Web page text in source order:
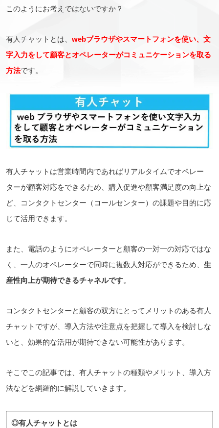
このようにお考えではないですか？
有人チャットとは、 webブラウザやスマートフォンを使い、文
字入力をして顧客とオペレーターがコミュニケーションを取る
方法です。
有人チャットは営業時間内であればリアルタイムでオペレー
ターが顧客対応をできるため、購入促進や顧客満足度の向上な
ど、コンタクトセンター（コールセンター）の課題や目的に応
じて活用できます。
また、電話のようにオペレーターと顧客の一対一の対応ではな
く、一人のオペレーターで同時に複数人対応ができるため、 生
産性向上が期待できるチャネルです。
コンタクトセンターと顧客の双方にとってメリットのある有人
チャットですが、導入方法や注意点を把握して導入を検討しな
いと、効果的な活用が期待できない可能性があります。
そこでこの記事では、有人チャットの種類やメリット、導入方
法などを網羅的に解説していきます。
◎有人チャットとは